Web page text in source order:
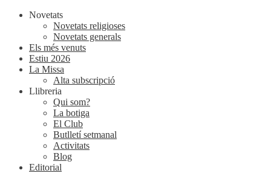
Novetats
Novetats religioses
Novetats generals
Els més venuts
Estiu 2026
La Missa
Alta subscripció
Llibreria
Qui som?
La botiga
El Club
Butlletí setmanal
Activitats
Blog
Editorial